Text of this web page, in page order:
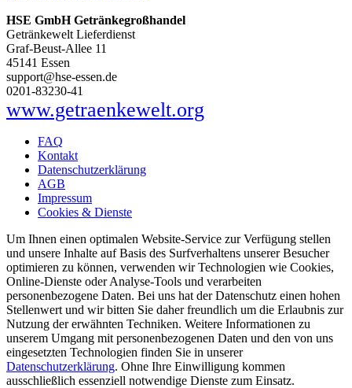
HSE GmbH Getränkegroßhandel
Getränkewelt Lieferdienst
Graf-Beust-Allee 11
45141 Essen
support@hse-essen.de
0201-83230-41
www.getraenkewelt.org
FAQ
Kontakt
Datenschutzerklärung
AGB
Impressum
Cookies & Dienste
Um Ihnen einen optimalen Website-Service zur Verfügung stellen
und unsere Inhalte auf Basis des Surfverhaltens unserer Besucher
optimieren zu können, verwenden wir Technologien wie Cookies,
Online-Dienste oder Analyse-Tools und verarbeiten
personenbezogene Daten. Bei uns hat der Datenschutz einen hohen
Stellenwert und wir bitten Sie daher freundlich um die Erlaubnis zur
Nutzung der erwähnten Techniken. Weitere Informationen zu
unserem Umgang mit personenbezogenen Daten und den von uns
eingesetzten Technologien finden Sie in unserer
Datenschutzerklärung. Ohne Ihre Einwilligung kommen
ausschließlich essenziell notwendige Dienste zum Einsatz.